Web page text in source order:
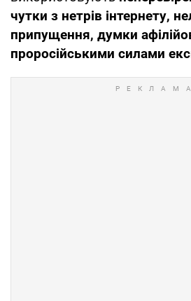
чутки з нетрів інтернету,
припущення, думки
проросійськими силами